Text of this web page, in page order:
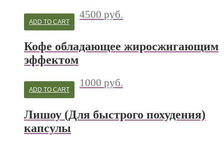
4500 руб.
ADD TO CART
Кофе обладающее жиросжигающим
эффектом
1000 руб.
ADD TO CART
Лишоу (Для быстрого похудения)
капсулы